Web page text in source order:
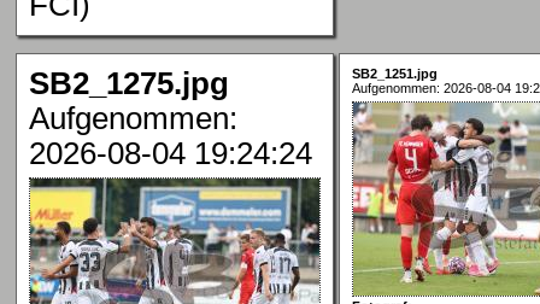
SB2_1275.jpg
Aufgenommen:
2026-08-04 19:24:24
SB2_1251.jpg
Aufgenommen: 2026-08-04